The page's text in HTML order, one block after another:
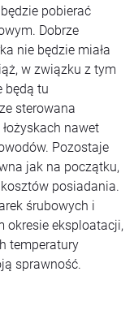
pobierać
Dobrze
nie będzie miała
w związku z tym
będą tu
sterowana
nawet
Pozostaje
jak na początku,
posiadania.
śrubowych i
okresie eksploatacji,
temperatury
sprawność.